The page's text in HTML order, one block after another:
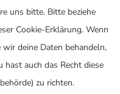
uns bitte. Bitte beziehe
Cookie-Erklärung. Wenn
deine Daten behandeln,
auch das Recht diese
zu richten.